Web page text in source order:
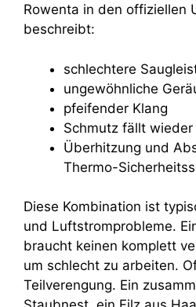
Rowenta in den offiziellen
beschreibt:
schlechtere
ungewöhnliche
pfeifender Klang
Schmutz fällt
Überhitzung und
Thermo-
Diese Kombination ist
und Luftstromprobleme.
braucht keinen komplett
um schlecht zu arbeiten.
Teilverengung. Ein